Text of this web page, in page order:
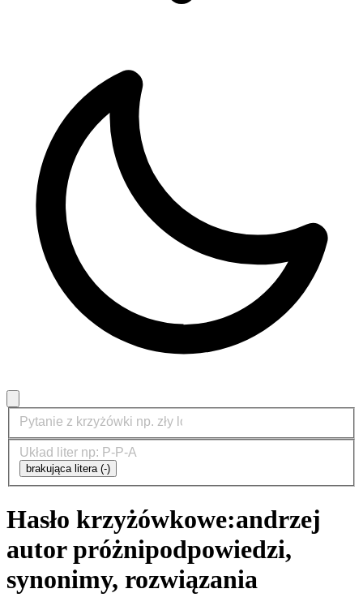
brakująca litera (-)
Hasło krzyżówkowe:andrzej
autor próżnipodpowiedzi,
synonimy, rozwiązania